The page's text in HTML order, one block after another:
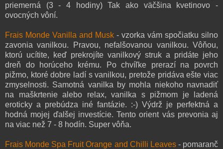
priemerná (3 - 4 hodiny) Tak ako väčšina kvetinovo -
ovocných vôní.
Frais Monde Vanilla and Musk - vzorka vám spočiatku silno
zavonia vanilkou. Pravou, nefalšovanou vanilkou. Vôňou,
ktorú ucítite, keď prekrojíte vanilkový struk a pridáte jeho
dreň do horúceho krému. Po chvíľke prerazí na povrch
pižmo, ktoré dobre ladí s vanilkou, pretože pridáva ešte viac
zmyselnosti. Samotná vanilka by mohla niekoho navnadiť
na maškrtenie alebo relax, vanilka s pižmom je ladená
eroticky a prebúdza iné fantázie. :-) Výdrž je perfektná a
hodná mojej ďalšej investície. Tento orient vás prevonia aj
na viac než 7 - 8 hodín. Super vôňa.
Frais Monde Spa Fruit Orange and Chilli Leaves- pomaranč